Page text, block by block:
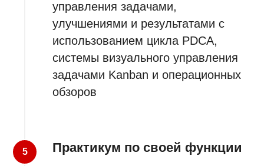
управления задачами,
улучшениями и результатами с
использованием цикла PDCA,
системы визуального управления
задачами Kanban и операционных
обзоров
Практикум по своей функции